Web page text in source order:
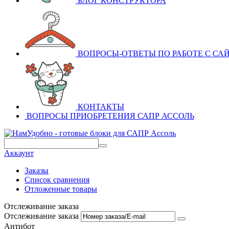
ВОПРОСЫ-ОТВЕТЫ ПО РАБОТЕ С
КОНТАКТЫ
ВОПРОСЫ ПРИОБРЕТЕНИЯ САПР АССОЛЬ
Аккаунт
Заказы
Список сравнения
Отложенные товары
Отслеживание заказа
Отслеживание заказа
Антибот